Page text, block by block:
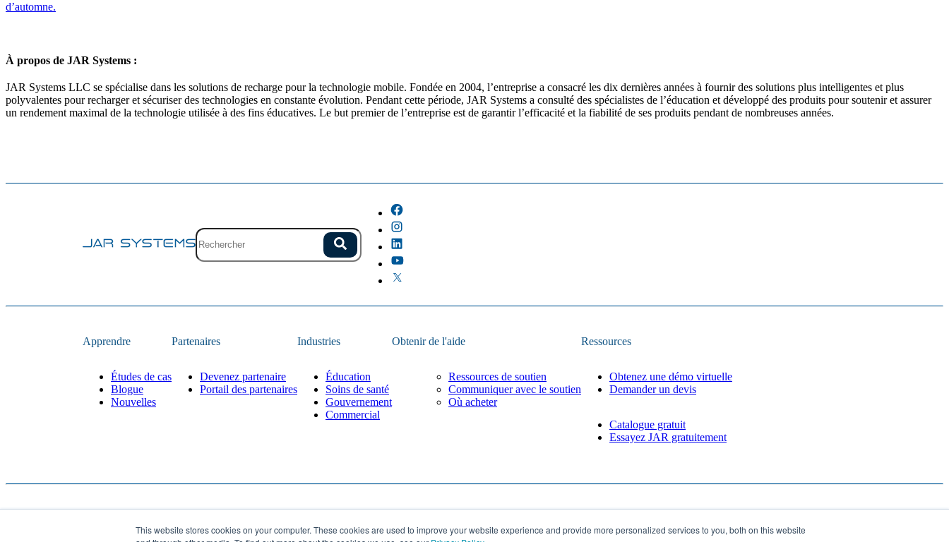
This website stores cookies on your computer. These cookies are used to improve your website experience and provide more personalized services to you, both on this website
d’automne.
À propos de JAR Systems :
JAR Systems LLC se spécialise dans les solutions de recharge pour la technologie mobile. Fondée en 2004, l’entreprise a consacré les dix dernières années à fournir des solutions plus intelligentes et plus
polyvalentes pour recharger et sécuriser des technologies en constante évolution. Pendant cette période, JAR Systems a consulté des spécialistes de l’éducation et développé des produits pour soutenir et assurer
un rendement maximal de la technologie utilisée à des fins éducatives. Le but premier de l’entreprise est de garantir l’efficacité et la fiabilité de ses produits pendant de nombreuses années.
Champ de recherche avec suggestions.Rechercher
Apprendre
Études de cas
Blogue
Nouvelles
Partenaires
Devenez partenaire
Portail des partenaires
Industries
Éducation
Soins de santé
Gouvernement
Commercial
Obtenir de l'aide
Ressources de soutien
Communiquer avec le soutien
Où acheter
Ressources
Obtenez une démo virtuelle
Demander un devis
Catalogue gratuit
Essayez JAR gratuitement
JAR Systems . Tous droits réservés.Site Web conçu et réalisé par Lean Labs
Politique de confidentialité